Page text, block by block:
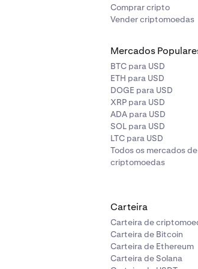
Pesquisar nestes artigos
Comprar cripto
Vender criptomoedas
Mercados
BTC para USD
ETH para USD
DOGE para USD
XRP para USD
ADA para USD
SOL para USD
LTC para USD
Todos os mercados de
criptomoedas
Carteira
Carteira de
Carteira de Bitcoin
Carteira de Ethereum
Carteira de Solana